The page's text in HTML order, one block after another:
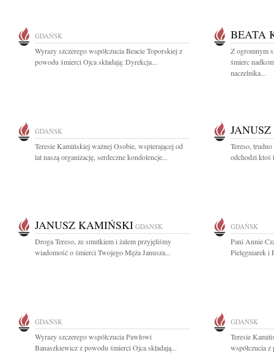
GDAŃSK
Wyrazy szczerego współczucia Beacie Toporskiej z
powodu śmierci Ojca składają: Dyrekcja...
BEATA
Z ogromnym
śmierc
naczelnika...
GDAŃSK
Teresie Kamińskiej ważnej Osobie, wspierającej od
lat naszą organizację, serdeczne kondolencje...
Tereso,
odchodzi
JANUSZ KAMIŃSKI GDAŃSK
Droga Tereso, ze smutkiem i żalem przyjęliśmy
wiadomość o śmierci Twojego Męża Janusza...
GDAŃSK
Pani Annie
Pielęgniarek i
GDAŃSK
Wyrazy szczerego współczucia Pawłowi
Banaszkiewicz z powodu śmierci Ojca składają...
GDAŃSK
Teresie
współczucia